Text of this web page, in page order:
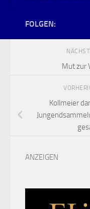
FOLGEN:
Mut zur
Kollmeier
ANZEIGEN